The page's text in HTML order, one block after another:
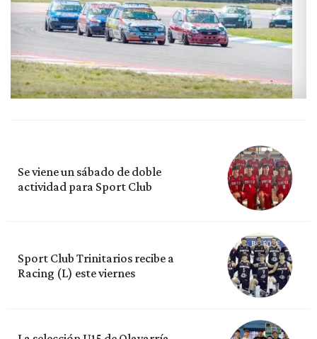
Se viene un sábado de doble
actividad para Sport Club
Sport Club Trinitarios recibe a
Racing (L) este viernes